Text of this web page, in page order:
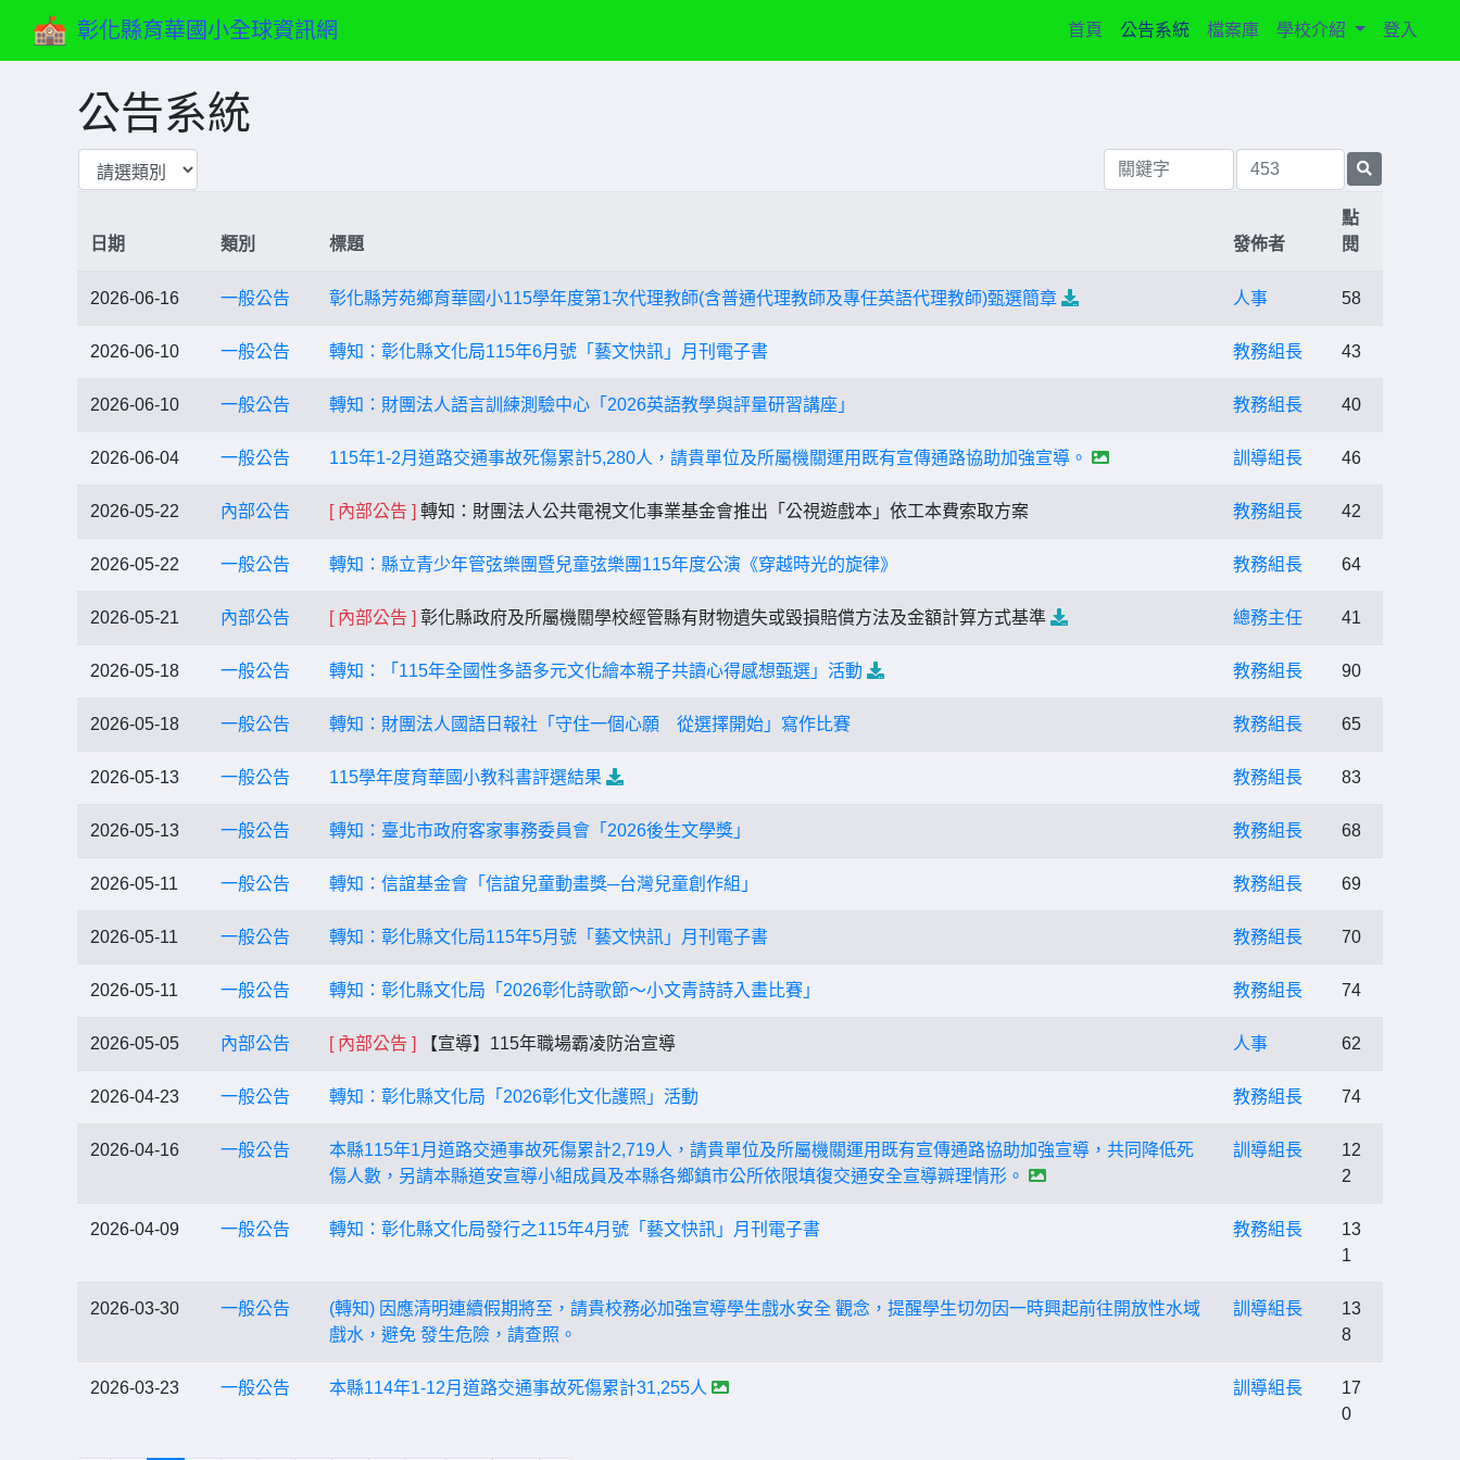
彰化縣育華國小全球資訊網 首頁 (current)
公告系統 檔案庫 學校介紹 登入
公告系統
日期 類別 標題 發佈者
點
閱
2026-06-16 一般公告 彰化縣芳苑鄉育華國小115學年度第1次代理教師(含普通代理教師及專任英語代理教師)甄選簡章 人事 58
2026-06-10 一般公告 轉知：彰化縣文化局115年6月號「藝文快訊」月刊電子書 教務組長 43
2026-06-10 一般公告 轉知：財團法人語言訓練測驗中心「2026英語教學與評量研習講座」 教務組長 40
2026-06-04 一般公告 115年1-2月道路交通事故死傷累計5,280人，請貴單位及所屬機關運用既有宣傳通路協助加強宣導。 訓導組長 46
2026-05-22 內部公告 [ 內部公告 ] 轉知：財團法人公共電視文化事業基金會推出「公視遊戲本」依工本費索取方案 教務組長 42
2026-05-22 一般公告 轉知：縣立青少年管弦樂團暨兒童弦樂團115年度公演《穿越時光的旋律》 教務組長 64
2026-05-21 內部公告 [ 內部公告 ] 彰化縣政府及所屬機關學校經管縣有財物遺失或毀損賠償方法及金額計算方式基準 總務主任 41
2026-05-18 一般公告 轉知：「115年全國性多語多元文化繪本親子共讀心得感想甄選」活動 教務組長 90
2026-05-18 一般公告 轉知：財團法人國語日報社「守住一個心願 從選擇開始」寫作比賽 教務組長 65
2026-05-13 一般公告 115學年度育華國小教科書評選結果 教務組長 83
2026-05-13 一般公告 轉知：臺北市政府客家事務委員會「2026後生文學獎」 教務組長 68
2026-05-11 一般公告 轉知：信誼基金會「信誼兒童動畫獎─台灣兒童創作組」 教務組長 69
2026-05-11 一般公告 轉知：彰化縣文化局115年5月號「藝文快訊」月刊電子書 教務組長 70
2026-05-11 一般公告 轉知：彰化縣文化局「2026彰化詩歌節～小文青詩詩入畫比賽」 教務組長 74
2026-05-05 內部公告 [ 內部公告 ] 【宣導】115年職場霸凌防治宣導 人事 62
2026-04-23 一般公告 轉知：彰化縣文化局「2026彰化文化護照」活動 教務組長 74
2026-04-16 一般公告
本縣115年1月道路交通事故死傷累計2,719人，請貴單位及所屬機關運用既有宣傳通路協助加強宣導，共同降低死
傷人數，另請本縣道安宣導小組成員及本縣各鄉鎮市公所依限填復交通安全宣導辧理情形。
訓導組長
12
2
2026-04-09 一般公告 轉知：彰化縣文化局發行之115年4月號「藝文快訊」月刊電子書 教務組長
13
1
2026-03-30 一般公告
(轉知) 因應清明連續假期將至，請貴校務必加強宣導學生戲水安全 觀念，提醒學生切勿因一時興起前往開放性水域
戲水，避免 發生危險，請查照。
訓導組長
13
8
2026-03-23 一般公告 本縣114年1-12月道路交通事故死傷累計31,255人 訓導組長
17
0